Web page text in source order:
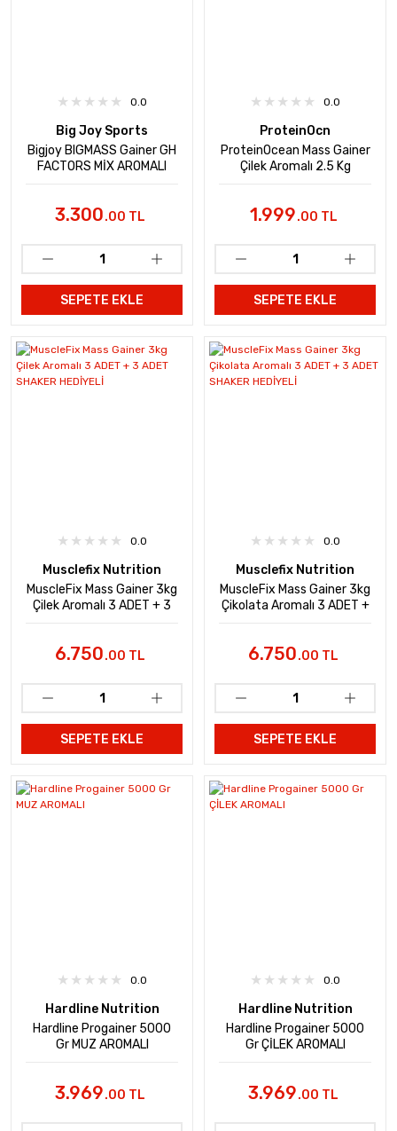
0.0
Big Joy Sports
Bigjoy BIGMASS Gainer GH
FACTORS MİX AROMALI
3.300.00 TL
SEPETE EKLE
0.0
ProteinOcn
ProteinOcean Mass Gainer
Çilek Aromalı 2.5 Kg
1.999.00 TL
SEPETE EKLE
0.0
Musclefix Nutrition
MuscleFix Mass Gainer 3kg
Çilek Aromalı 3 ADET + 3
6.750.00 TL
SEPETE EKLE
0.0
Musclefix Nutrition
MuscleFix Mass Gainer 3kg
Çikolata Aromalı 3 ADET +
6.750.00 TL
SEPETE EKLE
0.0
Hardline Nutrition
Hardline Progainer 5000
Gr MUZ AROMALI
3.969.00 TL
0.0
Hardline Nutrition
Hardline Progainer 5000
Gr ÇİLEK AROMALI
3.969.00 TL